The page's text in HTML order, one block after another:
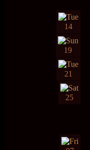
14
19
21
25